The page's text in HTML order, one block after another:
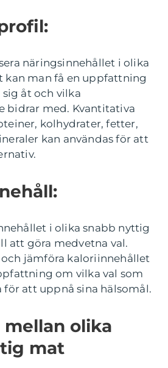
näringsinnehållet i olika
kan man få en uppfattning
åt och vilka
bidrar med. Kvantitativa
kolhydrater, fetter,
kan användas för att
i olika snabb nyttig
att göra medvetna val.
jämföra kaloriinnehållet
om vilka val som
att uppnå sina hälsomål.
olika
mat